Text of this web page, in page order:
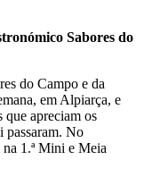
Sabores do
do Campo e da
em Alpiarça, e
que apreciam os
passaram. No
1.ª Mini e Meia